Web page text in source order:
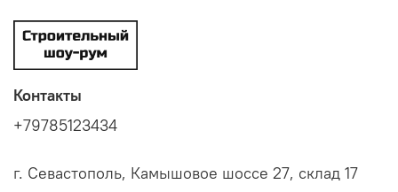
Контакты
+79785123434
г. Севастополь, Камышовое шоссе 27, склад 17